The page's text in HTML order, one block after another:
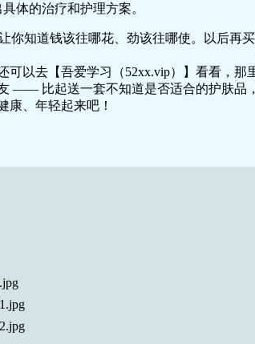
体的治疗和护理方案。
你知道钱该往哪花、劲该往哪使。以后再
以去【吾爱学习（52xx.vip）】看看，那
—— 比起送一套不知道是否适合的护肤品
康、年轻起来吧！